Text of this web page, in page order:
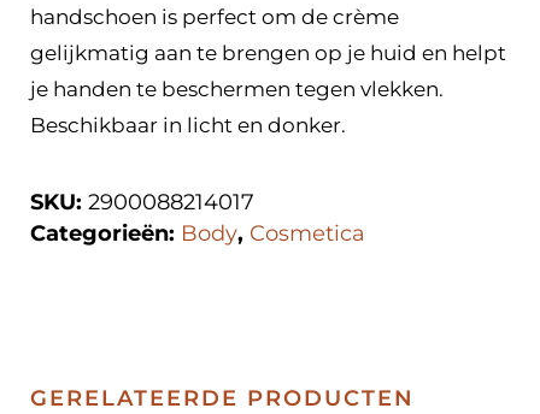
handschoen is perfect om de crème
gelijkmatig aan te brengen op je huid en helpt
je handen te beschermen tegen vlekken.
Beschikbaar in licht en donker.
SKU: 2900088214017
Categorieën: Body, Cosmetica
GERELATEERDE PRODUCTEN